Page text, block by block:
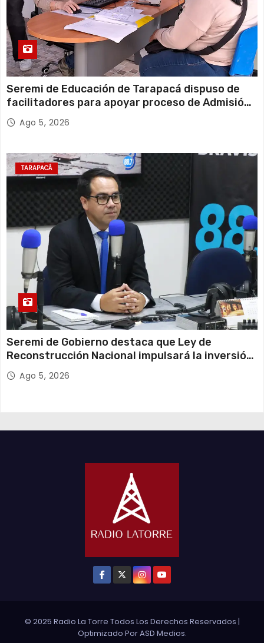
Seremi de Educación de Tarapacá dispuso de
facilitadores para apoyar proceso de Admisión
Escolar 2027
Ago 5, 2026
TARAPACÁ
Seremi de Gobierno destaca que Ley de
Reconstrucción Nacional impulsará la inversión
y el empleo en Tarapacá
Ago 5, 2026
© 2025 Radio La Torre Todos Los Derechos Reservados |
Optimizado PorASD Medios.